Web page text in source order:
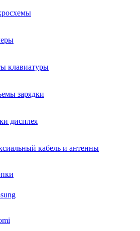
клавиатуры
зарядки
дисплея
кабель и антенны